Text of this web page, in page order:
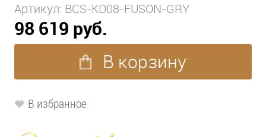
Артикул: BCS-KD08-FUSON-GRY
98 619 руб.
В корзину
В избранное